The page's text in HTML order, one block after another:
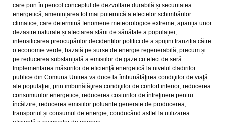
care pun în pericol conceptul de dezvoltare durabilă și securitatea
energetică; amenințarea tot mai puternică a efectelor schimbărilor
climatice, care determină fenomene meteorologice extreme, apariția unor
dezastre naturale și afectarea stării de sănătate a populației;
intensificarea preocupărilor decidenților politici de a sprijini tranziția către
o economie verde, bazată pe surse de energie regenerabilă, precum și
pe reducerea substanțială a emisiilor de gaze cu efect de seră.
Implementarea măsurilor de eficienţă energetică la nivelul cladirilor
publice din Comuna Unirea va duce la îmbunătăţirea condiţiilor de viaţă
ale populaţiei, prin imbunătăţirea condiţiilor de confort interior; reducerea
consumurilor energetice; reducerea costurilor de întreţinere pentru
încălzire; reducerea emisiilor poluante generate de producerea,
transportul și consumul de energie, conducând astfel la utilizarea